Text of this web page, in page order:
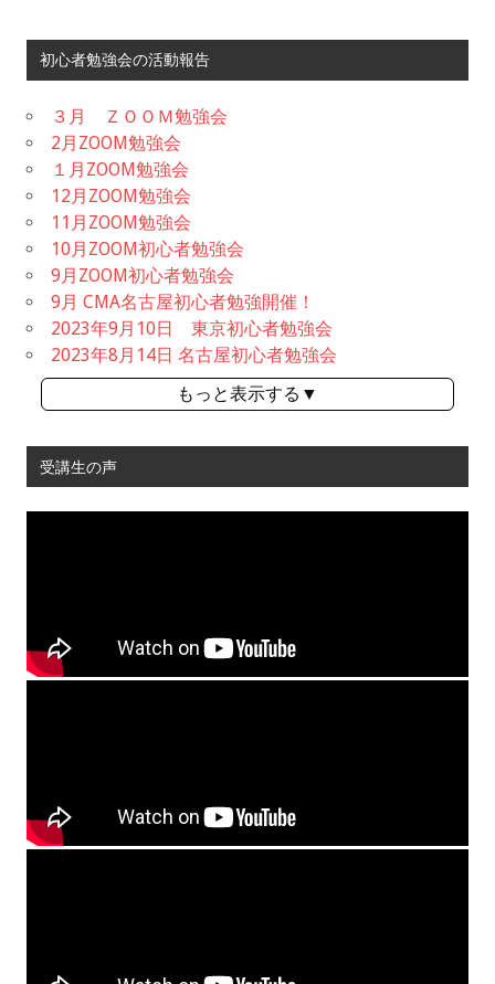
初心者勉強会の活動報告
３月 ＺＯＯＭ勉強会
2月ZOOM勉強会
１月ZOOM勉強会
12月ZOOM勉強会
11月ZOOM勉強会
10月ZOOM初心者勉強会
9月ZOOM初心者勉強会
9月 CMA名古屋初心者勉強開催！
2023年9月10日 東京初心者勉強会
2023年8月14日 名古屋初心者勉強会
もっと表示する▼
受講生の声